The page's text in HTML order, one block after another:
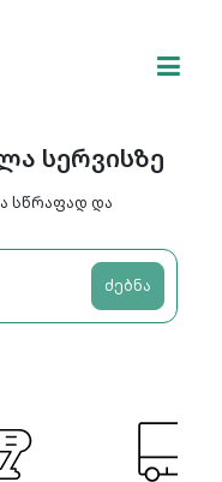
სერვისზე
სწრაფად და
ძებნა